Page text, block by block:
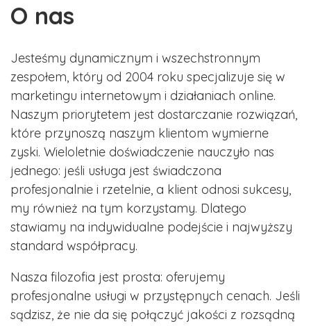
O nas
Jesteśmy dynamicznym i wszechstronnym
zespołem, który od 2004 roku specjalizuje się w
marketingu internetowym i działaniach online.
Naszym priorytetem jest dostarczanie rozwiązań,
które przynoszą naszym klientom wymierne
zyski. Wieloletnie doświadczenie nauczyło nas
jednego: jeśli usługa jest świadczona
profesjonalnie i rzetelnie, a klient odnosi sukcesy,
my również na tym korzystamy. Dlatego
stawiamy na indywidualne podejście i najwyższy
standard współpracy.
Nasza filozofia jest prosta: oferujemy
profesjonalne usługi w przystępnych cenach. Jeśli
sądzisz, że nie da się połączyć jakości z rozsądną